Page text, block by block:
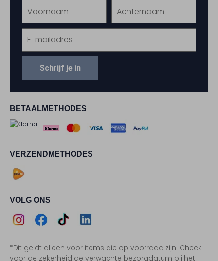
BETAALMETHODES
VERZENDMETHODES
VOLG ONS
Instagram
Facebook
TikTokLinkedIn
*Dit geldt alleen voor items die op voorraad zijn. Check
voor de zekerheid de verwachte bezorgdatum bij het
Schrijf je in